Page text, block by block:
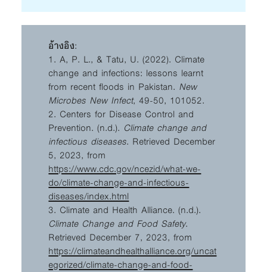
อ้างอิง:
1. A, P. L., & Tatu, U. (2022). Climate
change and infections: lessons learnt
from recent floods in Pakistan. New
Microbes New Infect, 49-50, 101052.
2. Centers for Disease Control and
Prevention. (n.d.). Climate change and
infectious diseases. Retrieved December
5, 2023, from
https://www.cdc.gov/ncezid/what-we-
do/climate-change-and-infectious-
diseases/index.html
3. Climate and Health Alliance. (n.d.).
Climate Change and Food Safety.
Retrieved December 7, 2023, from
https://climateandhealthalliance.org/uncat
egorized/climate-change-and-food-